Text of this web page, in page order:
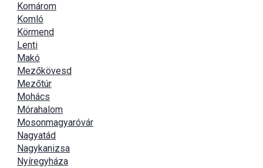
Komárom
Komló
Körmend
Lenti
Makó
Mezőkövesd
Mezőtúr
Mohács
Mórahalom
Mosonmagyaróvár
Nagyatád
Nagykanizsa
Nyíregyháza